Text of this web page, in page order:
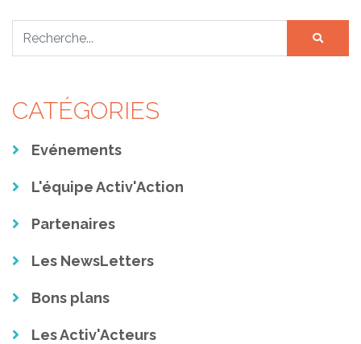
CATÉGORIES
Evénements
L'équipe Activ'Action
Partenaires
Les NewsLetters
Bons plans
Les Activ'Acteurs